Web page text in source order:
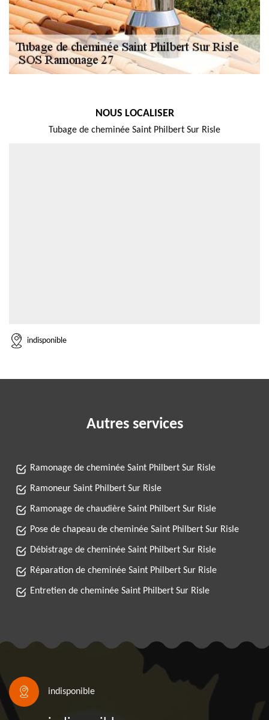
NOUS LOCALISER
Tubage de cheminée Saint Philbert Sur Risle
indisponible
Autres services
Ramonage de cheminée Saint Philbert Sur Risle
Ramoneur Saint Philbert Sur Risle
Ramonage de chaudière Saint Philbert Sur Risle
Pose de chapeau de cheminée Saint Philbert Sur Risle
Débistrage de cheminée Saint Philbert Sur Risle
Réparation de cheminée Saint Philbert Sur Risle
Entretien de cheminée Saint Philbert Sur Risle
indisponible